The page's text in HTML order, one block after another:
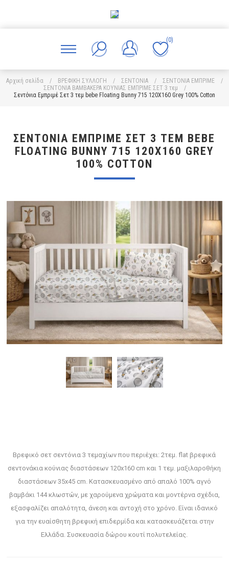
(0)
Αρχική σελίδα / ΒΡΕΦΙΚΗ ΣΥΛΛΟΓΗ / ΣΕΝΤΟΝΙΑ / ΣΕΝΤΟΝΙΑ ΕΜΠΡΙΜΕ
/
ΣΕΝΤΟΝΙΑ ΒΑΜΒΑΚΕΡΑ ΚΟΥΝΙΑΣ ΕΜΠΡΙΜΕ ΣΕΤ 3 τεμ
/
Σεντόνια Εμπριμέ Σετ 3 τεμ bebe Floating Bunny 715 120X160 Grey 100% Cotton
ΣΕΝΤΌΝΙΑ ΕΜΠΡΙΜΈ ΣΕΤ 3 ΤΕΜ BEBE
FLOATING BUNNY 715 120X160 GREY
100% COTTON
Βρεφικό σετ σεντόνια 3 τεμαχίων που περιέχει: 2τεμ. flat βρεφικά
σεντονάκια κούνιας διαστάσεων 120x160 cm και 1 τεμ. μαξιλαροθήκη
διαστάσεων 35x45 cm. Κατασκευασμένο από απαλό 100% αγνό
βαμβάκι 144 κλωστών, με χαρούμενα χρώματα και μοντέρνα σχέδια,
εξασφαλίζει απαλότητα, άνεση και αντοχή στο χρόνο. Είναι ιδανικό
για την ευαίσθητη βρεφική επιδερμίδα και κατασκευάζεται στην
Ελλάδα. Συσκευασία δώρου κουτί πολυτελείας.